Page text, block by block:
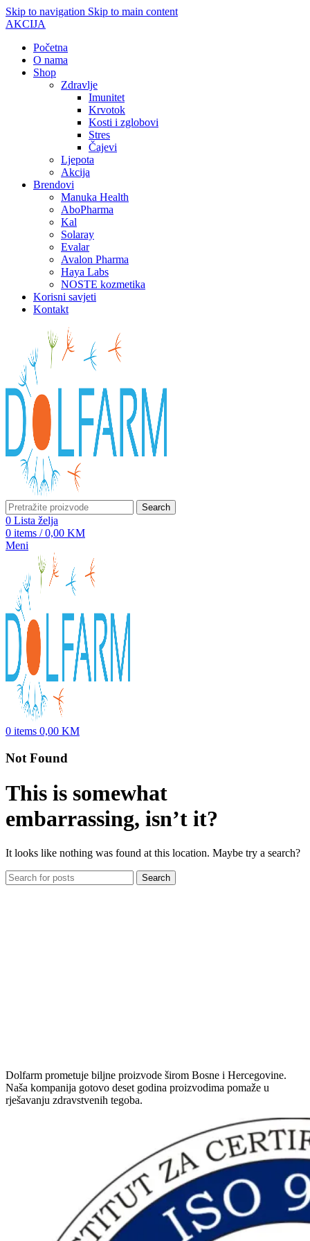
Skip to navigation Skip to main content
AKCIJA
Početna
O nama
Shop
Zdravlje
Imunitet
Krvotok
Kosti i zglobovi
Stres
Čajevi
Ljepota
Akcija
Brendovi
Manuka Health
AboPharma
Kal
Solaray
Evalar
Avalon Pharma
Haya Labs
NOSTE kozmetika
Korisni savjeti
Kontakt
Search
0 Lista želja
0 items / 0,00 KM
Meni
0 items 0,00 KM
Not Found
This is somewhat
embarrassing, isn’t it?
It looks like nothing was found at this location. Maybe try a search?
Search
Dolfarm prometuje biljne proizvode širom Bosne i Hercegovine.
Naša kompanija gotovo deset godina proizvodima pomaže u
rješavanju zdravstvenih tegoba.